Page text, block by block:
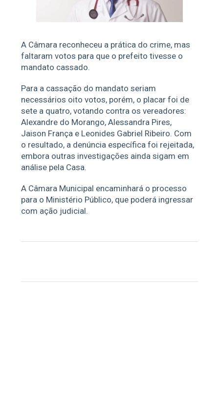
A Câmara reconheceu a prática do crime, mas
faltaram votos para que o prefeito tivesse o
mandato cassado.
Para a cassação do mandato seriam
necessários oito votos, porém, o placar foi de
sete a quatro, votando contra os vereadores:
Alexandre do Morango, Alessandra Pires,
Jaison França e Leonides Gabriel Ribeiro. Com
o resultado, a denúncia específica foi rejeitada,
embora outras investigações ainda sigam em
análise pela Casa.
A Câmara Municipal encaminhará o processo
para o Ministério Público, que poderá ingressar
com ação judicial.